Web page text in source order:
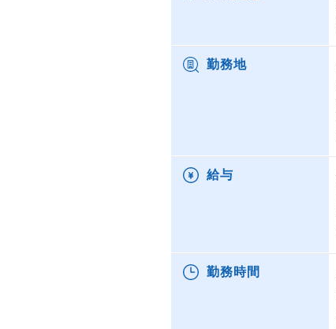
勤務地
給与
勤務時間